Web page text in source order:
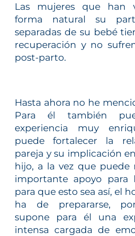
Las mujeres que han
forma natural su
separadas de su bebé
recuperación y no
post-parto.
Hasta ahora no he
Para él también
experiencia muy
puede fortalecer la
pareja y su implicación
hijo, a la vez que puede
importante apoyo para
para que esto sea así, el
ha de prepararse,
supone para él una
intensa cargada de